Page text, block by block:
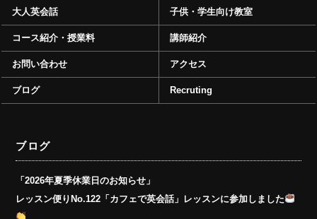
大人英会話 子供・学生向け教室
コース紹介・授業料 講師紹介
お問い合わせ アクセス
ブログ Recruting
ブログ
「2026年夏季休業日のお知らせ」
レッスン便りNo.122「カフェで英会話」レッスンに参加しました